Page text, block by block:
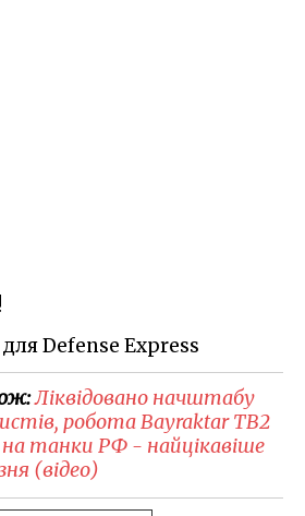
для Defense Express
Ліквідовано начштабу
робота Bayraktar TB2
танки РФ - найцікавіше
(відео)